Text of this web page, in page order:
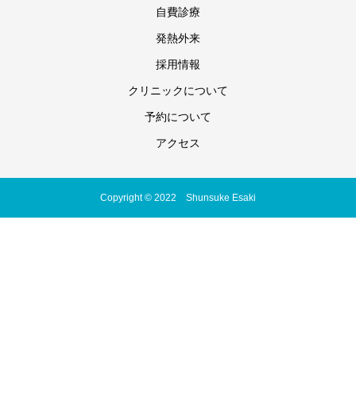
自費診療
発熱外来
採用情報
クリニックについて
予約について
アクセス
Copyright © 2022 Shunsuke Esaki